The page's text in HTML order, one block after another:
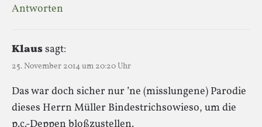
Antworten
Klaussagt:
25. November 2014 um 20:20 Uhr
Das war doch sicher nur ’ne (misslungene) Parodie
dieses Herrn Müller Bindestrichsowieso, um die